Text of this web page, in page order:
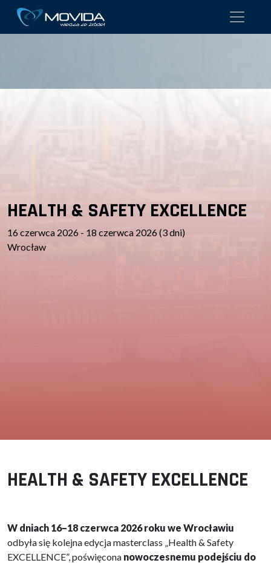
HEALTH & SAFETY EXCELLENCE
16 czerwca 2026 - 18 czerwca 2026 (3 dni)
Wrocław
HEALTH & SAFETY EXCELLENCE
W dniach 16–18 czerwca 2026 roku we Wrocławiu
odbyła się kolejna edycja masterclass „Health & Safety
EXCELLENCE”, poświęcona nowoczesnemu podejściu do